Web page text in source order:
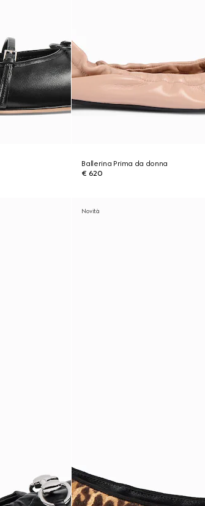
Ballerina Prima da donna
€ 620
Novità